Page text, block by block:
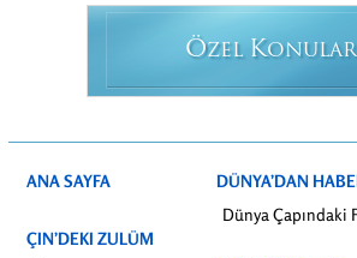
ÖZEL KONULAR
ANA SAYFA
ÇIN’DEKI ZULÜM
DÜNYA’DAN
Dünya Çapındaki